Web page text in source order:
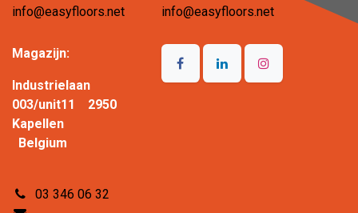
info@easyfloors.net info@easyfloors.net
Magazijn:
Industrielaan
003/unit11 2950
Kapellen
Belgium
03 346 06 32